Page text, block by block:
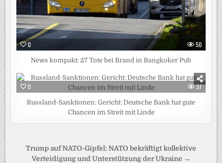
0 50
News kompakt: 27 Tote bei Brand in Bangkoker Pub
0 37
Russland-Sanktionen: Gericht: Deutsche Bank hat gute
Chancen im Streit mit Linde
Beitragsnavigation
Trump auf NATO-Gipfel: NATO bekräftigt kollektive
Verteidigung und Unterstützung der Ukraine →